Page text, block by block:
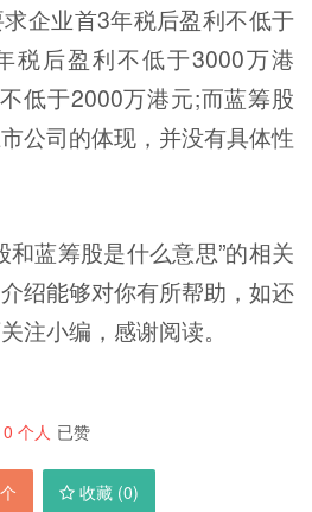
企业首3年税后盈利不低于
税后盈利不低于3000万港
低于2000万港元;而蓝筹股
公司的体现，并没有具体性
和蓝筹股是什么意思”的相关
绍能够对你有所帮助，如还
注小编，感谢阅读。
0 个人 已赞
收藏 (0)